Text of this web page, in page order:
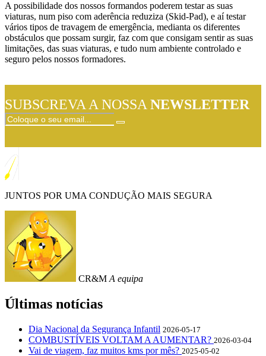
A possibilidade dos nossos formandos poderem testar as suas
viaturas, num piso com aderência reduziza (Skid-Pad), e aí testar
vários tipos de travagem de emergência, medianta os diferentes
obstáculos que possam surgir, faz com que consigam sentir as suas
limitações, das suas viaturas, e tudo num ambiente controlado e
seguro pelos nossos formadores.
SUBSCREVA A NOSSA NEWSLETTER
JUNTOS POR UMA CONDUÇÃO MAIS SEGURA
CR&M A equipa
Últimas notícias
Dia Nacional da Segurança Infantil 2026-05-17
COMBUSTÍVEIS VOLTAM A AUMENTAR? 2026-03-04
Vai de viagem, faz muitos kms por mês? 2025-05-02